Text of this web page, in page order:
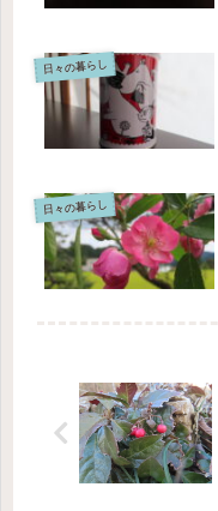
日々の暮らし
日々の暮らし